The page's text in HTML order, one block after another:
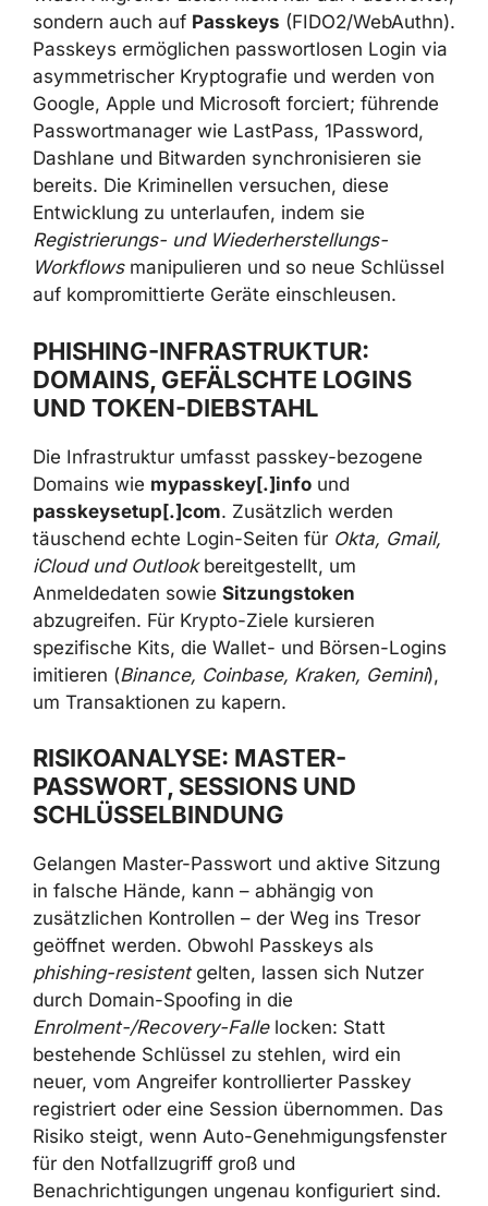
sondern auch auf Passkeys (FIDO2/WebAuthn).
Passkeys ermöglichen passwortlosen Login via
asymmetrischer Kryptografie und werden von
Google, Apple und Microsoft forciert; führende
Passwortmanager wie LastPass, 1Password,
Dashlane und Bitwarden synchronisieren sie
bereits. Die Kriminellen versuchen, diese
Entwicklung zu unterlaufen, indem sie
Registrierungs- und Wiederherstellungs-
Workflowsmanipulieren und so neue Schlüssel
auf kompromittierte Geräte einschleusen.
PHISHING-INFRASTRUKTUR:
DOMAINS, GEFÄLSCHTE LOGINS
UND TOKEN-DIEBSTAHL
Die Infrastruktur umfasst passkey-bezogene
Domains wie mypasskey[.]info und
passkeysetup[.]com. Zusätzlich werden
täuschend echte Login-Seiten für Okta, Gmail,
iCloud und Outlookbereitgestellt, um
Anmeldedaten sowie Sitzungs­token
abzugreifen. Für Krypto-Ziele kursieren
spezifische Kits, die Wallet- und Börsen-Logins
imitieren (Binance, Coinbase, Kraken, Gemini),
um Transaktionen zu kapern.
RISIKOANALYSE: MASTER-
PASSWORT, SESSIONS UND
SCHLÜSSELBINDUNG
Gelangen Master-Passwort und aktive Sitzung
in falsche Hände, kann – abhängig von
zusätzlichen Kontrollen – der Weg ins Tresor
geöffnet werden. Obwohl Passkeys als
phishing-resistentgelten, lassen sich Nutzer
durch Domain-Spoofing in die
Enrolment-/Recovery-Fallelocken: Statt
bestehende Schlüssel zu stehlen, wird ein
neuer, vom Angreifer kontrollierter Passkey
registriert oder eine Session übernommen. Das
Risiko steigt, wenn Auto-Genehmigungsfenster
für den Notfallzugriff groß und
Benachrichtigungen ungenau konfiguriert sind.